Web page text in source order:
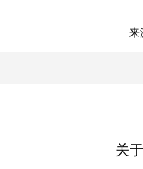
来
关